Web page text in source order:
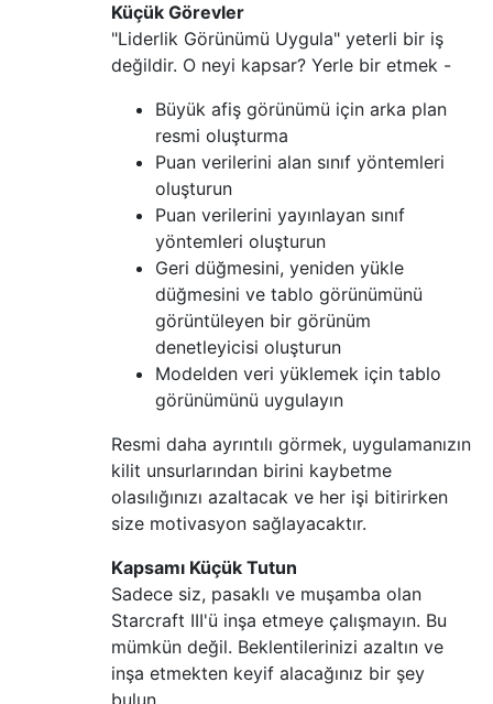
Küçük Görevler
"Liderlik Görünümü Uygula" yeterli bir iş
değildir. O neyi kapsar? Yerle bir etmek -
Büyük afiş görünümü için arka plan
resmi oluşturma
Puan verilerini alan sınıf yöntemleri
oluşturun
Puan verilerini yayınlayan sınıf
yöntemleri oluşturun
Geri düğmesini, yeniden yükle
düğmesini ve tablo görünümünü
görüntüleyen bir görünüm
denetleyicisi oluşturun
Modelden veri yüklemek için tablo
görünümünü uygulayın
Resmi daha ayrıntılı görmek, uygulamanızın
kilit unsurlarından birini kaybetme
olasılığınızı azaltacak ve her işi bitirirken
size motivasyon sağlayacaktır.
Kapsamı Küçük Tutun
Sadece siz, pasaklı ve muşamba olan
Starcraft III'ü inşa etmeye çalışmayın. Bu
mümkün değil. Beklentilerinizi azaltın ve
inşa etmekten keyif alacağınız bir şey
bulun.